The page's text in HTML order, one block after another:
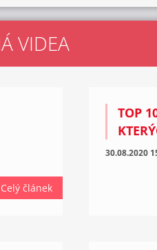
VIDEA
Celý článek
TOP
30.08.2020